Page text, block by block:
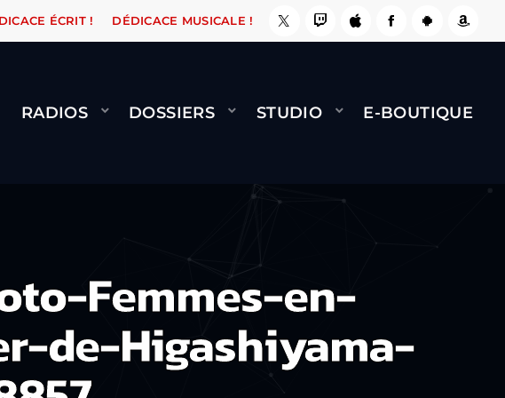
ROAD QUI PASSE, ÇA LE FAIT ! NAMI BERNARD MINET - FLY
ÉCRIT ! DÉDICACE MUSICALE !
RADIOS DOSSIERS STUDIO E-BOUTIQUE
Femmes-en-
de-Higashiyama-